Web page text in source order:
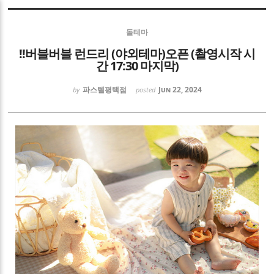
돌테마
!!버블버블 런드리 (야외테마)오픈 (촬영시작 시
간 17:30 마지막)
by 파스텔평택점 posted Jun 22, 2024
Sketchbook5, 스케치북5
Sketchbook5, 스케치북5